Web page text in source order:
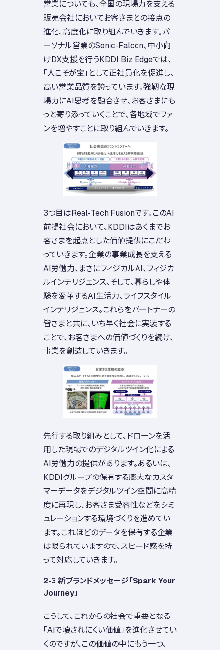
営業についても、全国の現場力を支える
販売会社においてお客さまとの接点の
進化、高度化に取り組んでいきます。パ
ーソナル営業のSonic-Falcon、中小向
けDX支援を行うKDDI Biz Edgeでは、
「人こそが宝」として正社員化を促進し、
高い営業品質を誇っています。強靭な現
場力にAI思考を融合させ、お客さまにも
っと寄り添っていくことで、各地域でファ
ンを増やすことに取り組んでいきます。
3つ目はReal-Tech Fusionです。このAI
前提社会において、KDDIはあくまでお
客さまを起点とした価値提供にこだわ
っていきます。企業の事業成長を支える
AI労働力、まさにフィジカルAI、フィジカ
ルインテリジェンス、そして、暮らしや体
験を変革するAI生活力、ライフスタイル
インテリジェンス。これらをパートナーの
皆さまと共に、いち早く社会に実装する
ことで、お客さまへの価値づくりを続け、
事業を創造していきます。
先行する取り組みとして、ドローンを活
用した現場でのデジタルツイン化による
AI労働力の提供があります。あるいは、
KDDIグループの保有する膨大なカスタ
マーデータをデジタルツイン空間に高精
度に再現し、お客さま受容性などをシミ
ュレーションする環境づくりを進めてい
ます。これほどのデータを保有する企業
は限られていますので、スピード感を持
って対応していきます。
2-3 新ブランドメッセージ「Spark Your
Journey」
こうして、これからの社会で重要となる
「AIで壊されにくい価値」を進化させてい
くのですが、この価値の中にもう一つ、